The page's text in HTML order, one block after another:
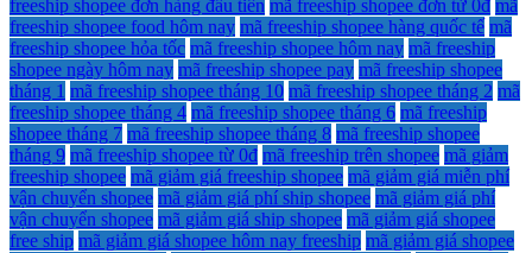
freeship shopee đơn hàng đầu tiên mã freeship shopee đơn từ 0đ mã
freeship shopee food hôm nay mã freeship shopee hàng quốc tế mã
freeship shopee hỏa tốc mã freeship shopee hôm nay mã freeship
shopee ngày hôm nay mã freeship shopee pay mã freeship shopee
tháng 1 mã freeship shopee tháng 10 mã freeship shopee tháng 2 mã
freeship shopee tháng 4 mã freeship shopee tháng 6 mã freeship
shopee tháng 7 mã freeship shopee tháng 8 mã freeship shopee
tháng 9 mã freeship shopee từ 0đ mã freeship trên shopee mã giảm
freeship shopee mã giảm giá freeship shopee mã giảm giá miễn phí
vận chuyển shopee mã giảm giá phí ship shopee mã giảm giá phí
vận chuyển shopee mã giảm giá ship shopee mã giảm giá shopee
free ship mã giảm giá shopee hôm nay freeship mã giảm giá shopee